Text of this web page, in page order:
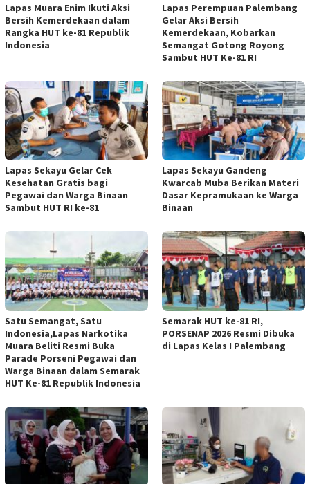
Lapas Muara Enim Ikuti Aksi
Bersih Kemerdekaan dalam
Rangka HUT ke-81 Republik
Indonesia
Lapas Perempuan Palembang
Gelar Aksi Bersih
Kemerdekaan, Kobarkan
Semangat Gotong Royong
Sambut HUT Ke-81 RI
Lapas Sekayu Gelar Cek
Kesehatan Gratis bagi
Pegawai dan Warga Binaan
Sambut HUT RI ke-81
Lapas Sekayu Gandeng
Kwarcab Muba Berikan Materi
Dasar Kepramukaan ke Warga
Binaan
Satu Semangat, Satu
Indonesia,Lapas Narkotika
Muara Beliti Resmi Buka
Parade Porseni Pegawai dan
Warga Binaan dalam Semarak
HUT Ke-81 Republik Indonesia
Semarak HUT ke-81 RI,
PORSENAP 2026 Resmi Dibuka
di Lapas Kelas I Palembang